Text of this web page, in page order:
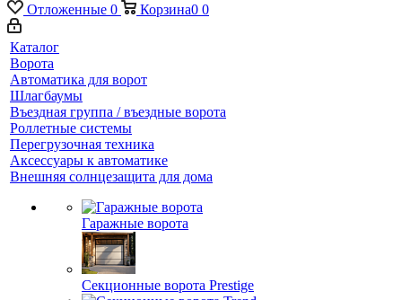
Отложенные 0 Корзина0 0
Каталог
Ворота
Автоматика для ворот
Шлагбаумы
Въездная группа / въездные ворота
Роллетные системы
Перегрузочная техника
Аксессуары к автоматике
Внешняя солнцезащита для дома
Гаражные ворота
Секционные ворота Prestige